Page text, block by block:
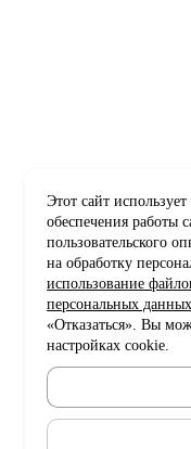
Этот сайт
обеспечения работы
пользовательского
на обработку
использование
персональных данных
«Отказаться». Вы
настройках cookie.